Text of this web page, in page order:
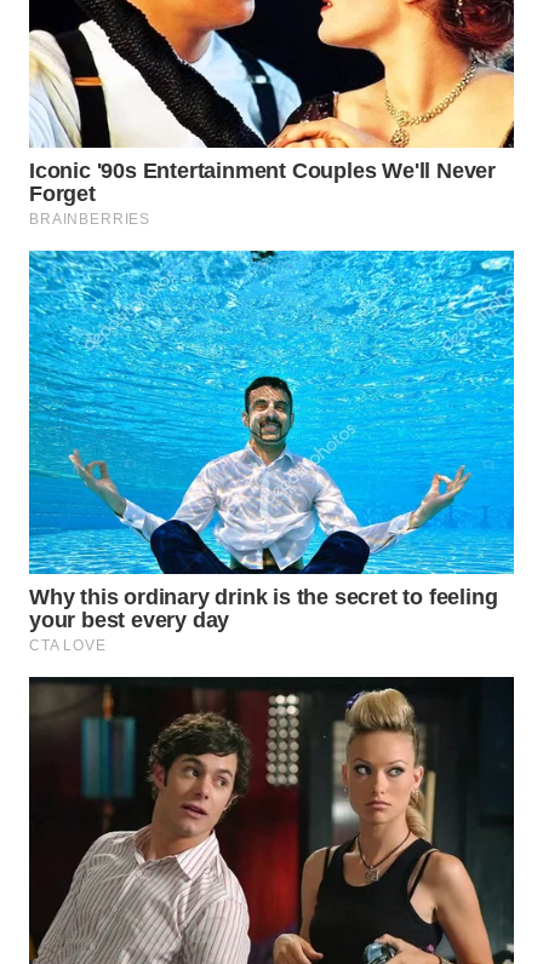
Media
Group
WAHANA
NEWS
WAHANA
TANI
WAHANA
ADVOKAT
WAHANA
INFRASTRUKTUR
WAHANA
KONSUMEN
WAHANA
LISTRIK
WAHANA
WAHANANEWS
ID
WAHANANEWS
CO ID